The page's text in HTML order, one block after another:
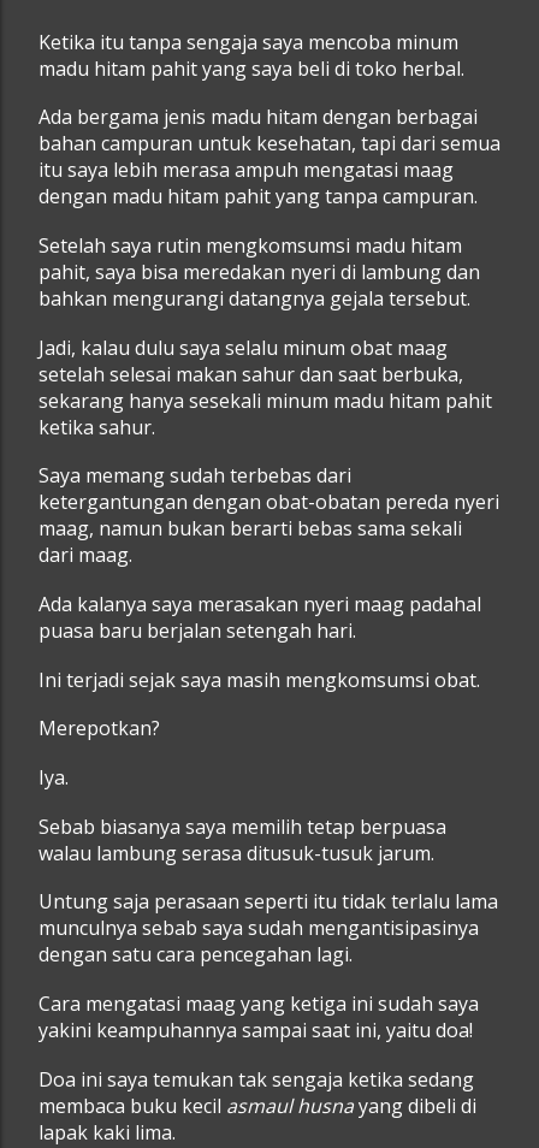
Ketika itu tanpa sengaja saya mencoba minum
madu hitam pahit yang saya beli di toko herbal.
Ada bergama jenis madu hitam dengan berbagai
bahan campuran untuk kesehatan, tapi dari semua
itu saya lebih merasa ampuh mengatasi maag
dengan madu hitam pahit yang tanpa campuran.
Setelah saya rutin mengkomsumsi madu hitam
pahit, saya bisa meredakan nyeri di lambung dan
bahkan mengurangi datangnya gejala tersebut.
Jadi, kalau dulu saya selalu minum obat maag
setelah selesai makan sahur dan saat berbuka,
sekarang hanya sesekali minum madu hitam pahit
ketika sahur.
Saya memang sudah terbebas dari
ketergantungan dengan obat-obatan pereda nyeri
maag, namun bukan berarti bebas sama sekali
dari maag.
Ada kalanya saya merasakan nyeri maag padahal
puasa baru berjalan setengah hari.
Ini terjadi sejak saya masih mengkomsumsi obat.
Merepotkan?
Iya.
Sebab biasanya saya memilih tetap berpuasa
walau lambung serasa ditusuk-tusuk jarum.
Untung saja perasaan seperti itu tidak terlalu lama
munculnya sebab saya sudah mengantisipasinya
dengan satu cara pencegahan lagi.
Cara mengatasi maag yang ketiga ini sudah saya
yakini keampuhannya sampai saat ini, yaitu doa!
Doa ini saya temukan tak sengaja ketika sedang
membaca buku kecil asmaul husnayang dibeli di
lapak kaki lima.